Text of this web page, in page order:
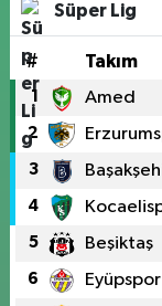
Süper Lig
# Takım
1 Amed
2
3
4
5 Beşiktaş
6 Eyüpspor